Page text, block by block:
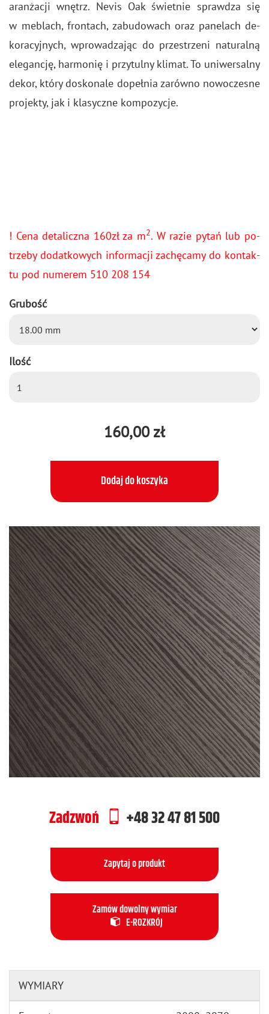
aran­ża­cji wnętrz. Nevis Oak świet­nie spraw­dza się
w me­blach, fron­tach, za­bu­do­wach oraz pa­ne­lach de­
ko­ra­cyj­nych, wpro­wa­dza­jąc do prze­strze­ni na­tu­ral­ną
ele­gan­cję, har­mo­nię i przy­tul­ny kli­mat. To uni­wer­sal­ny
dekor, który do­sko­na­le do­peł­nia za­rów­no no­wo­cze­sne
pro­jek­ty, jak i kla­sycz­ne kom­po­zy­cje.
! Cena de­ta­licz­na 160zł za m2. W razie pytań lub po­
trze­by do­dat­ko­wych in­for­ma­cji za­chę­ca­my do kon­tak­
tu pod nu­me­rem 510 208 154
Grubość
Ilość
160,00 zł
Dodaj do koszyka
Zadzwoń +48 32 47 81 500
Zapytaj o produkt
Zamów dowolny wymiar
E-ROZKRÓJ
WYMIARY